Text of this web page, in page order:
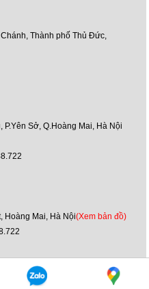
Thành phố Thủ Đức,
Sở, Q.Hoàng Mai, Hà Nội
Hoàng Mai, Hà Nội(Xem bản đồ)